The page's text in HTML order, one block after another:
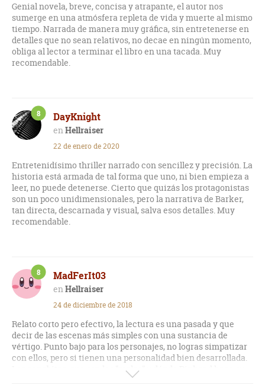
Genial novela, breve, concisa y atrapante, el autor nos
sumerge en una atmósfera repleta de vida y muerte al mismo
tiempo. Narrada de manera muy gráfica, sin entretenerse en
detalles que no sean relativos, no decae en ningún momento,
obliga al lector a terminar el libro en una tacada. Muy
recomendable.
DayKnight
Hellraiser
8
22 de enero de 2020
Entretenidísimo thriller narrado con sencillez y precisión. La
historia está armada de tal forma que uno, ni bien empieza a
leer, no puede detenerse. Cierto que quizás los protagonistas
son un poco unidimensionales, pero la narrativa de Barker,
tan directa, descarnada y visual, salva esos detalles. Muy
recomendable.
MadFerIt03
Hellraiser
8
24 de diciembre de 2018
Relato corto pero efectivo, la lectura es una pasada y que
decir de las escenas más simples con una sustancia de
vértigo. Punto bajo para los personajes, no logras simpatizar
con ellos, pero si tienen una personalidad bien desarrollada.
Los cenobitas, que son los "malos" y dónde Pinhead hace su
aparición, es corta pero efectiva. No tienen una descripción